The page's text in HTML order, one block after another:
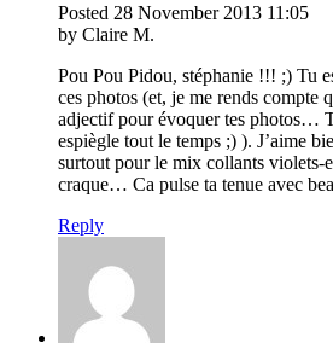
Posted 28 November 2013 11:05
by Claire M.
Pou Pou Pidou, stéphanie !!! ;) Tu
ces photos (et, je me rends compte
adjectif pour évoquer tes photos…
espiègle tout le temps ;) ). J’aime
surtout pour le mix collants violets-
craque… Ca pulse ta tenue avec
Reply